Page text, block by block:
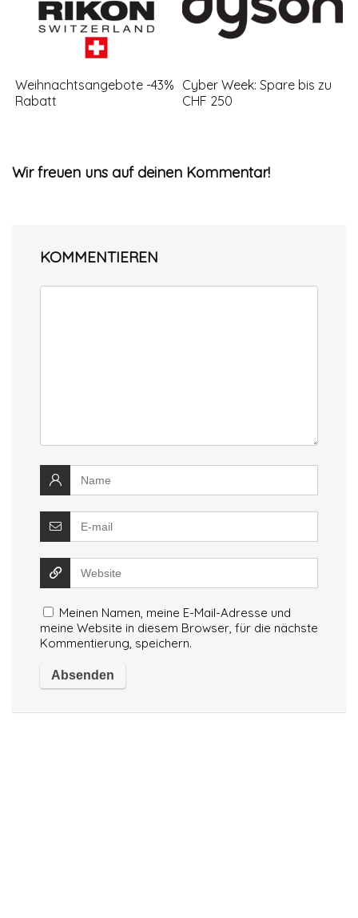
Weihnachtsangebote -43%
Rabatt
Cyber Week: Spare bis zu
CHF 250
Wir freuen uns auf deinen Kommentar!
KOMMENTIEREN
Meinen Namen, meine E-Mail-Adresse und
meine Website in diesem Browser, für die nächste
Kommentierung, speichern.